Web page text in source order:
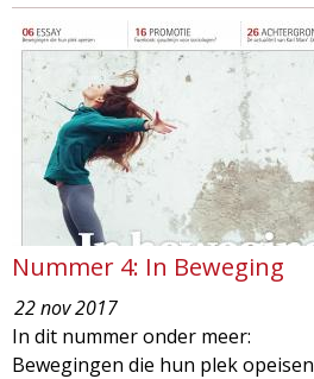
Nummer 4: In Beweging
22 nov 2017
In dit nummer onder meer:
Bewegingen die hun plek opeisen